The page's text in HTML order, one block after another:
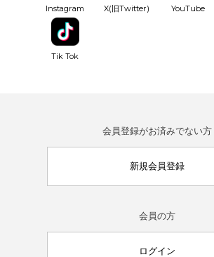
Instagram X(旧Twitter) YouTube
Tik Tok
会員登録がお済みでない方
新規会員登録
会員の方
ログイン